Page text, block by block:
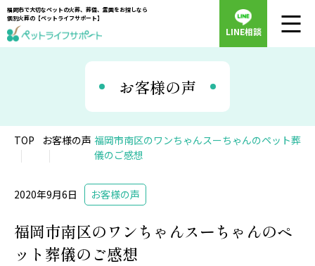
福岡市で大切なペットの火葬、葬儀、霊園をお探しなら
個別火葬の【ペットライフサポート】
LINE相談
お客様の声
TOP お客様の声 福岡市南区のワンちゃんスーちゃんのペット葬
儀のご感想
2020年9月6日 お客様の声
福岡市南区のワンちゃんスーちゃんのペ
ット葬儀のご感想